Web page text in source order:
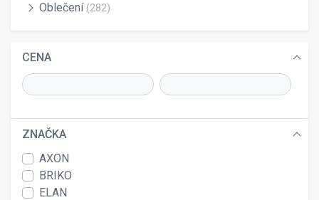
Oblečení (282)
CENA
ZNAČKA
AXON
BRIKO
ELAN